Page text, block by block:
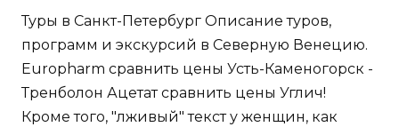
Туры в Санкт-Петербург Описание туров,
программ и экскурсий в Северную Венецию.
Europharm сравнить цены Усть-Каменогорск -
Тренболон Ацетат сравнить цены Углич!
Кроме того, "лживый" текст у женщин, как